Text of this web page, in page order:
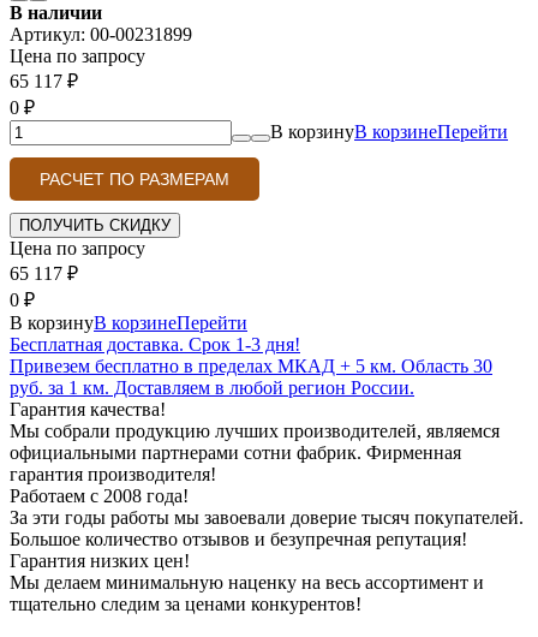
В наличии
Артикул: 00-00231899
Цена по запросу
65 117 ₽
0 ₽
В корзинуВ корзинеПерейти
РАСЧЕТ ПО РАЗМЕРАМ
Цена по запросу
65 117 ₽
0 ₽
В корзинуВ корзинеПерейти
Бесплатная доставка. Срок 1-3 дня!
Привезем бесплатно в пределах МКАД + 5 км. Область 30
руб. за 1 км. Доставляем в любой регион России.
Гарантия качества!
Мы собрали продукцию лучших производителей, являемся
официальными партнерами сотни фабрик. Фирменная
гарантия производителя!
Работаем с 2008 года!
За эти годы работы мы завоевали доверие тысяч покупателей.
Большое количество отзывов и безупречная репутация!
Гарантия низких цен!
Мы делаем минимальную наценку на весь ассортимент и
тщательно следим за ценами конкурентов!